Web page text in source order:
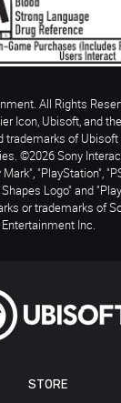
STORE
All Rights
Icon, Ubisoft, and
trademarks of
©2026 Sony
"PlayStation",
Shapes Logo" and
or trademarks of
Entertainment Inc.